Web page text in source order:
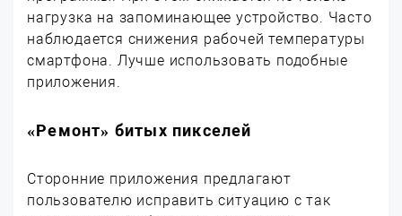
нагрузка на запоминающее устройство. Часто
наблюдается снижения рабочей температуры
смартфона. Лучше использовать подобные
приложения.
«Ремонт» битых пикселей
Сторонние приложения предлагают
пользователю исправить ситуацию с так